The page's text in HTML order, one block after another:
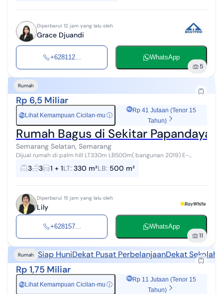
Diperbarui 12 jam yang lalu oleh
Grace Djuandi
+628112... WhatsApp
5
Rumah
Rp 6,5 Miliar
RpLihat Kemampuan Cicilan-mu ⓘ
Rp 41 Jutaan (Tenor 15
Tahun)
Rumah Bagus di Sekitar Papandayan
Semarang Selatan, Semarang
Dijual rumah di palm hill LT330m LB500m( bangunan 2019) E-
sertifikat SHM Lebar 20x16,5 Garasi lebar 6 meter jejer 2 mbl Carpot
2 mbl 3+1 kamar tidu...
3 3 1 + 1LT: 330 m²LB: 500 m²
Diperbarui 15 jam yang lalu oleh
Lily
+628157... WhatsApp
11
Rumah Siap HuniDekat Pusat PerbelanjaanDekat Sekolah
Rp 1,75 Miliar
RpLihat Kemampuan Cicilan-mu ⓘ
Rp 11 Jutaan (Tenor 15
Tahun)